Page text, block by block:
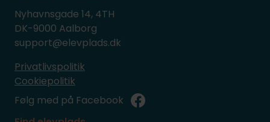
Nyhavnsgade 14, 4TH
DK-9000 Aalborg
support@elevplads.dk
Privatlivspolitik
Cookiepolitik
Følg med på Facebook